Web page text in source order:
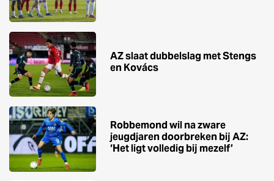
AZ slaat dubbelslag met Stengs
en Kovács
Robbemond wil na zware
jeugdjaren doorbreken bij AZ:
‘Het ligt volledig bij mezelf’